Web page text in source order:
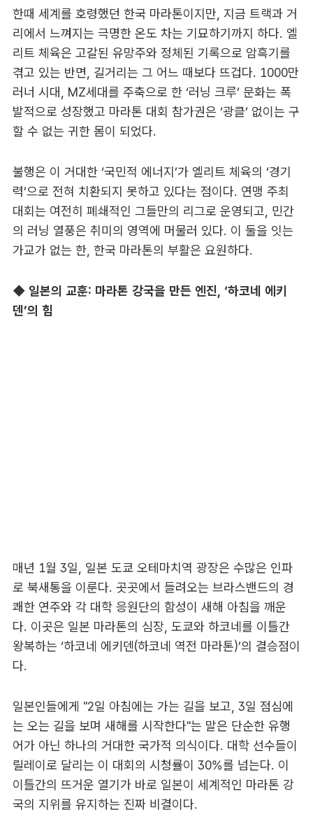
한때 세계를 호령했던 한국 마라톤이지만, 지금 트랙과 거
리에서 느껴지는 극명한 온도 차는 기묘하기까지 하다. 엘
리트 체육은 고갈된 유망주와 정체된 기록으로 암흑기를
겪고 있는 반면, 길거리는 그 어느 때보다 뜨겁다. 1000만
러너 시대, MZ세대를 주축으로 한 ‘러닝 크루’ 문화는 폭
발적으로 성장했고 마라톤 대회 참가권은 ‘광클’ 없이는 구
할 수 없는 귀한 몸이 되었다.
불행은 이 거대한 ‘국민적 에너지’가 엘리트 체육의 ‘경기
력’으로 전혀 치환되지 못하고 있다는 점이다. 연맹 주최
대회는 여전히 폐쇄적인 그들만의 리그로 운영되고, 민간
의 러닝 열풍은 취미의 영역에 머물러 있다. 이 둘을 잇는
가교가 없는 한, 한국 마라톤의 부활은 요원하다.
◆ 일본의 교훈: 마라톤 강국을 만든 엔진, ‘하코네 에키
덴’의 힘
매년 1월 3일, 일본 도쿄 오테마치역 광장은 수많은 인파
로 북새통을 이룬다. 곳곳에서 들려오는 브라스밴드의 경
쾌한 연주와 각 대학 응원단의 함성이 새해 아침을 깨운
다. 이곳은 일본 마라톤의 심장, 도쿄와 하코네를 이틀간
왕복하는 ‘하코네 에키덴(하코네 역전 마라톤)’의 결승점이
다.
일본인들에게 "2일 아침에는 가는 길을 보고, 3일 점심에
는 오는 길을 보며 새해를 시작한다"는 말은 단순한 유행
어가 아닌 하나의 거대한 국가적 의식이다. 대학 선수들이
릴레이로 달리는 이 대회의 시청률이 30%를 넘는다. 이
이틀간의 뜨거운 열기가 바로 일본이 세계적인 마라톤 강
국의 지위를 유지하는 진짜 비결이다.